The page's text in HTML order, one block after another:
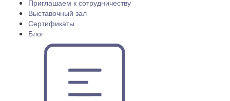
Приглашаем к сотрудничеству
Выставочный зал
Сертификаты
Блог